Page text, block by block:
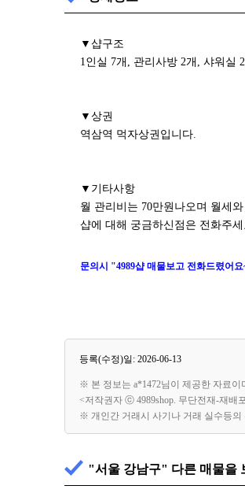
▼샵구조
1인실 7개, 관리사방 2개, 샤워실
▼상권
역삼역 먹자상권입니다.
▼기타사항
월 관리비는 70만원나오며 월세
샵에 대해 궁금하신점은 전화주세
문의시 "4989샵 매물보고 전화드렸어
등록(수정)일: 2026-06-13
※ 본 정보는 a*1472님이 제공한 자료이
<저작권자 ⓒ 4989shop. 무단전재-재배
※ 개인간 거래시 사기나 거래 실수등의
"서울 강남구" 다른 매물을